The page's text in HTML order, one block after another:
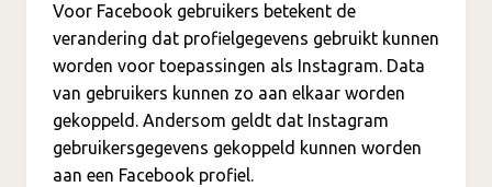
Voor Facebook gebruikers betekent de
verandering dat profielgegevens gebruikt kunnen
worden voor toepassingen als Instagram. Data
van gebruikers kunnen zo aan elkaar worden
gekoppeld. Andersom geldt dat Instagram
gebruikersgegevens gekoppeld kunnen worden
aan een Facebook profiel.